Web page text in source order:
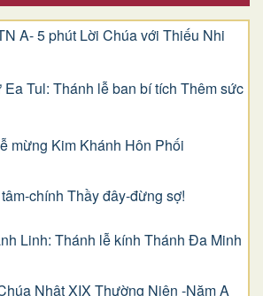
A- 5 phút Lời Chúa với Thiếu Nhi
Ea Tul: Thánh lễ ban bí tích Thêm sức
mừng Kim Khánh Hôn Phối
chính Thầy đây-đừng sợ!
Linh: Thánh lễ kính Thánh Đa Minh
Nhật XIX Thường Niên -Năm A